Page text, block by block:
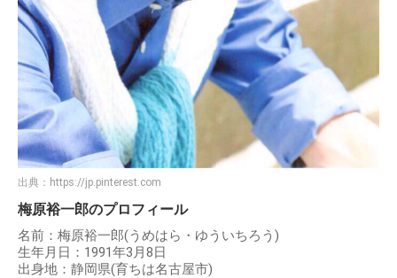
出典： https://jp.pinterest.com
梅原裕一郎のプロフィール
名前：梅原裕一郎(うめはら・ゆういちろう)
生年月日：1991年3月8日
出身地：静岡県(育ちは名古屋市)